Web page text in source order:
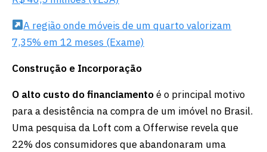
A região onde móveis de um quarto valorizam
7,35% em 12 meses (Exame)
Construção e Incorporação
O alto custo do financiamentoé o principal motivo
para a desistência na compra de um imóvel no Brasil.
Uma pesquisa da Loft com a Offerwise revela que
22% dos consumidores que abandonaram uma